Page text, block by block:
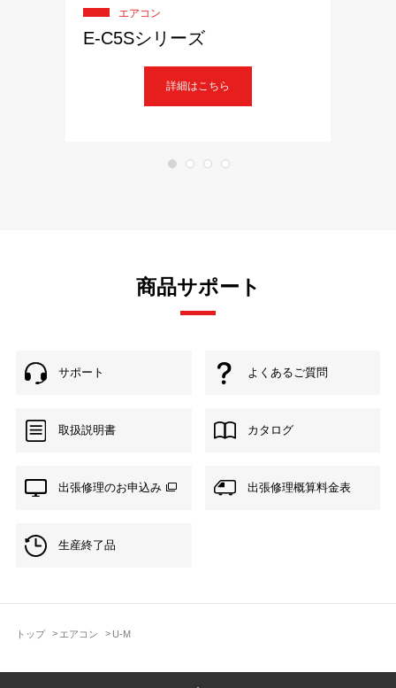
トップ エアコン U-M
エアコン
E-C5Sシリーズ
詳細はこちら
商品サポート
サポート よくあるご質問
取扱説明書 カタログ
出張修理のお申込み 出張修理概算料金表
生産終了品